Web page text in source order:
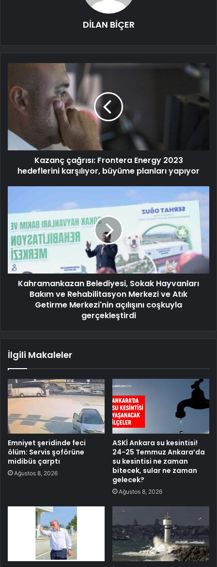
DİLAN BİÇER
Kazanç çağrısı: Frontera Energy 2023
hedeflerini karşılıyor, büyüme planları yapıyor
Kahramankazan Belediyesi, Sokak Hayvanları
Bakım ve Rehabilitasyon Merkezi ve Atık
Getirme Merkezi'nin açılışını coşkuyla
gerçekleştirdi
İlgili Makaleler
Emniyet şeridinde feci
ölüm: Servis şoförüne
midibüs çarptı
Ağustos 8, 2026
ASKİ Ankara su kesintisi!
24-25 Temmuz Ankara’da
su kesintisi ne zaman
bitecek, sular ne zaman
gelecek?
Ağustos 8, 2026